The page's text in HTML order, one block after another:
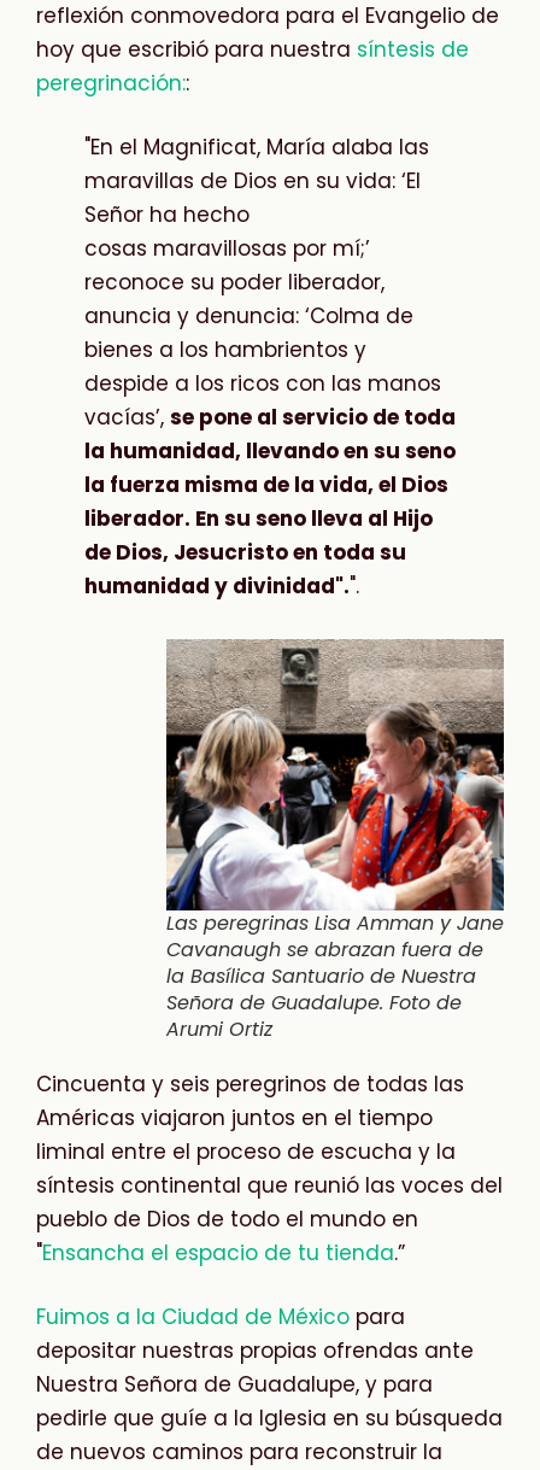
reflexión conmovedora para el Evangelio de
hoy que escribió para nuestra síntesis de
peregrinación::
"En el Magnificat, María alaba las
maravillas de Dios en su vida: ‘El
Señor ha hecho
cosas maravillosas por mí;’
reconoce su poder liberador,
anuncia y denuncia: ‘Colma de
bienes a los hambrientos y
despide a los ricos con las manos
vacías’, se pone al servicio de toda
la humanidad, llevando en su seno
la fuerza misma de la vida, el Dios
liberador. En su seno lleva al Hijo
de Dios, Jesucristo en toda su
humanidad y divinidad".".
Las peregrinas Lisa Amman y Jane
Cavanaugh se abrazan fuera de
la Basílica Santuario de Nuestra
Señora de Guadalupe. Foto de
Arumi Ortiz
Cincuenta y seis peregrinos de todas las
Américas viajaron juntos en el tiempo
liminal entre el proceso de escucha y la
síntesis continental que reunió las voces del
pueblo de Dios de todo el mundo en
"Ensancha el espacio de tu tienda.”
Fuimos a la Ciudad de México para
depositar nuestras propias ofrendas ante
Nuestra Señora de Guadalupe, y para
pedirle que guíe a la Iglesia en su búsqueda
de nuevos caminos para reconstruir la